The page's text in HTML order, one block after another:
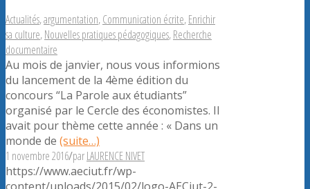
Actualités,argumentation,Communication écrite,Enrichir
sa culture,Nouvelles pratiques pédagogiques,Recherche
documentaire
Au mois de janvier, nous vous informions
du lancement de la 4ème édition du
concours “La Parole aux étudiants”
organisé par le Cercle des économistes. Il
avait pour thème cette année : « Dans un
monde de (suite…)
1 novembre 2016/parLAURENCE NIVET
https://www.aeciut.fr/wp-